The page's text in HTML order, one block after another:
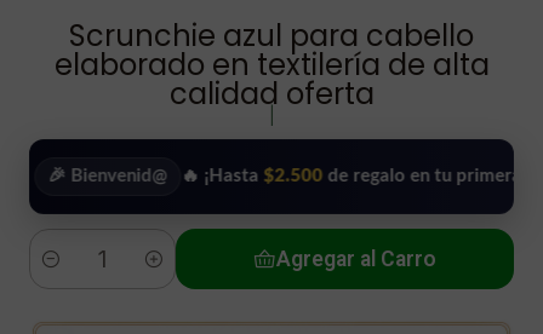
Scrunchie azul para cabello
elaborado en textilería de alta
calidad oferta
Bienvenid@ 🔥 ¡Hasta $2.500 de regalo en tu primera compra!
Cantidad
Agregar al Carro